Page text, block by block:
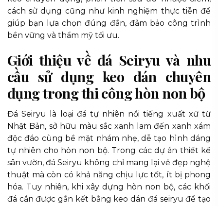
cách sử dụng cũng như kinh nghiệm thực tiễn để
giúp bạn lựa chọn đúng đắn, đảm bảo công trình
bền vững và thẩm mỹ tối ưu.
Giới thiệu về đá Seiryu và nhu
cầu sử dụng keo dán chuyên
dụng trong thi công hòn non bộ
Đá Seiryu là loại đá tự nhiên nổi tiếng xuất xứ từ
Nhật Bản, sở hữu màu sắc xanh lam đến xanh xám
độc đáo cùng bề mặt nhám nhẹ, dễ tạo hình dáng
tự nhiên cho hòn non bộ. Trong các dự án thiết kế
sân vườn, đá Seiryu không chỉ mang lại vẻ đẹp nghệ
thuật mà còn có khả năng chịu lực tốt, ít bị phong
hóa. Tuy nhiên, khi xây dựng hòn non bộ, các khối
đá cần được gắn kết bằng keo dán đá seiryu để tạo